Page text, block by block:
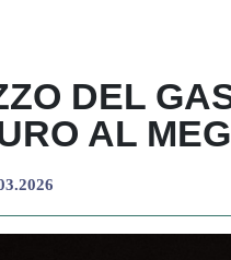
DEL
AL